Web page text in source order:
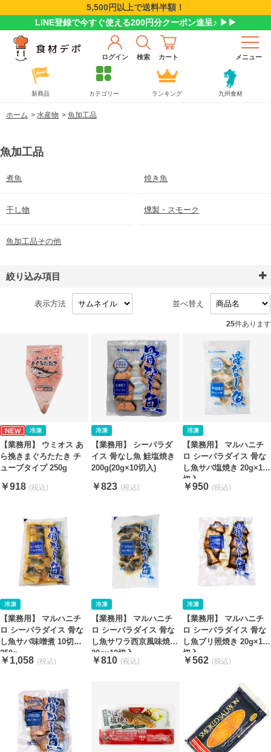
5,500円以上で送料半額！
LINE登録で今すぐ使える200円分クーポン進呈♪ ▶▶
ログイン 検索 カート メニュー
新商品 カテゴリー ランキング 九州食材
ホーム > 水産物 > 魚加工品
魚加工品
煮魚 焼き魚
干し物 燻製・スモーク
魚加工品その他
絞り込み項目
表示方法 並べ替え
25件あります
【業務用】 ウミオス あ
ら挽きまぐろたたき チ
ューブタイプ 250g
￥918
【業務用】 シーパラダ
イス 骨なし魚 鮭塩焼き
200g(20g×10切入)
￥823
【業務用】 マルハニチ
ロ シーパラダイス 骨な
し魚サバ塩焼き 20g×10
切入
￥950
【業務用】 マルハニチ
ロ シーパラダイス 骨な
し魚サバ味噌煮 10切
250g
￥1,058
【業務用】 マルハニチ
ロ シーパラダイス 骨な
し魚サワラ西京風味焼き
20g×10切入
￥810
【業務用】 マルハニチ
ロ シーパラダイス 骨な
し魚ブリ照焼き 20g×10
切入
￥562